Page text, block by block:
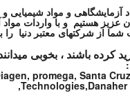
هستیم و با واردات
کرده باشند ، بخوبی
promega, Santa